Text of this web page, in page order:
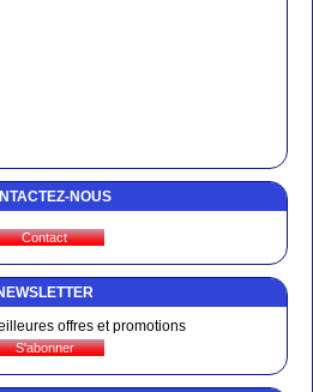
NOUS
offres et promotions